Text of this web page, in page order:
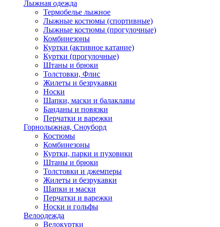
Лыжная одежда
Термобелье лыжное
Лыжные костюмы (спортивные)
Лыжные костюмы (прогулочные)
Комбинезоны
Куртки (активное катание)
Куртки (прогулочные)
Штаны и брюки
Толстовки, Флис
Жилеты и безрукавки
Носки
Шапки, маски и балаклавы
Банданы и повязки
Перчатки и варежки
Горнолыжная, Сноуборд
Костюмы
Комбинезоны
Куртки, парки и пуховики
Штаны и брюки
Толстовки и джемперы
Жилеты и безрукавки
Шапки и маски
Перчатки и варежки
Носки и гольфы
Велоодежда
Велокуртки